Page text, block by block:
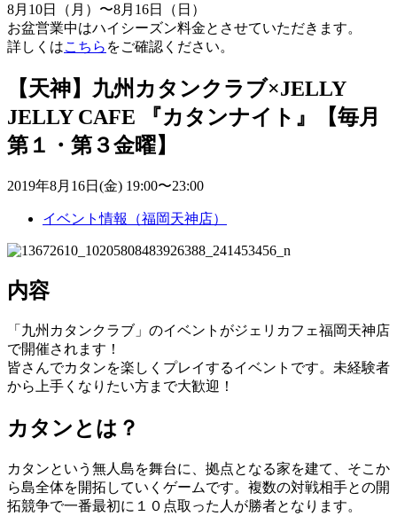
8月10日（月）〜8月16日（日）
お盆営業中はハイシーズン料金とさせていただきます。
詳しくはこちら をご確認ください。
【天神】九州カタンクラブ×JELLY
JELLY CAFE 『カタンナイト』【毎月
第１・第３金曜】
2019年8月16日(金) 19:00〜23:00
イベント情報（福岡天神店）
内容
「九州カタンクラブ」のイベントがジェリカフェ福岡天神店
で開催されます！
皆さんでカタンを楽しくプレイするイベントです。未経験者
から上手くなりたい方まで大歓迎！
カタンとは？
カタンという無人島を舞台に、拠点となる家を建て、そこか
ら島全体を開拓していくゲームです。複数の対戦相手との開
拓競争で一番最初に１０点取った人が勝者となります。